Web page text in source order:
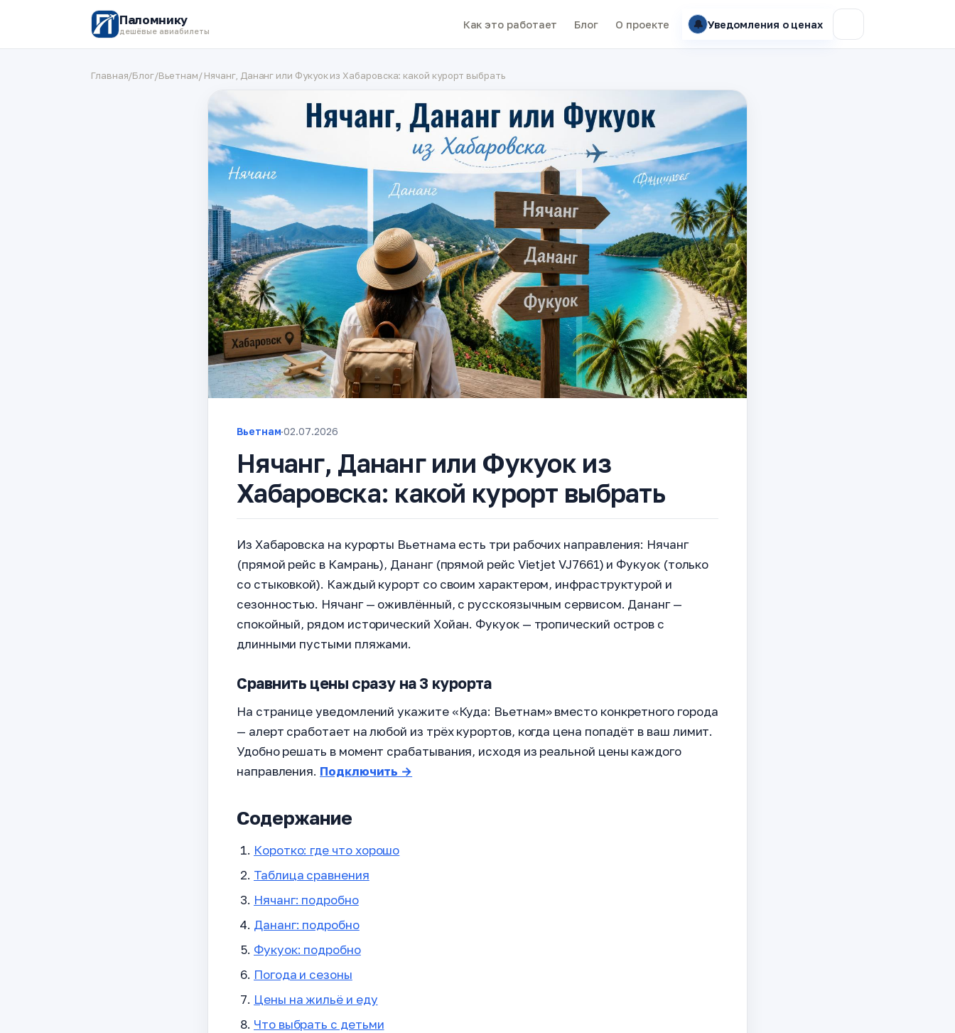
Паломнику
дешёвые авиабилеты
Как это работает Блог О проекте 🔔 Уведомления о ценах
Главная/Блог/Вьетнам/ Нячанг, Дананг или Фукуок из Хабаровска: какой курорт выбрать
Вьетнам·02.07.2026
Нячанг, Дананг или Фукуок из
Хабаровска: какой курорт выбрать
Из Хабаровска на курорты Вьетнама есть три рабочих направления: Нячанг
(прямой рейс в Камрань), Дананг (прямой рейс Vietjet VJ7661) и Фукуок (только
со стыковкой). Каждый курорт со своим характером, инфраструктурой и
сезонностью. Нячанг — оживлённый, с русскоязычным сервисом. Дананг —
спокойный, рядом исторический Хойан. Фукуок — тропический остров с
длинными пустыми пляжами.
Сравнить цены сразу на 3 курорта
На странице уведомлений укажите «Куда: Вьетнам» вместо конкретного города
— алерт сработает на любой из трёх курортов, когда цена попадёт в ваш лимит.
Удобно решать в момент срабатывания, исходя из реальной цены каждого
направления. Подключить →
Содержание
Коротко: где что хорошо
Таблица сравнения
Нячанг: подробно
Дананг: подробно
Фукуок: подробно
Погода и сезоны
Цены на жильё и еду
Что выбрать с детьми